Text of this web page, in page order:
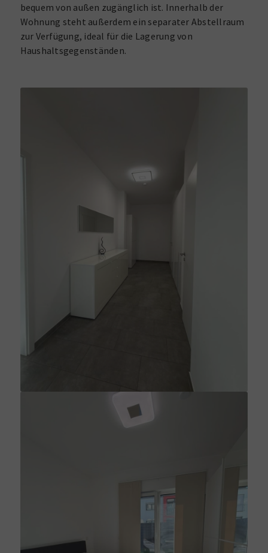
bequem von außen zugänglich ist. Innerhalb der
Wohnung steht außerdem ein separater Abstellraum
zur Verfügung, ideal für die Lagerung von
Haushaltsgegenständen.